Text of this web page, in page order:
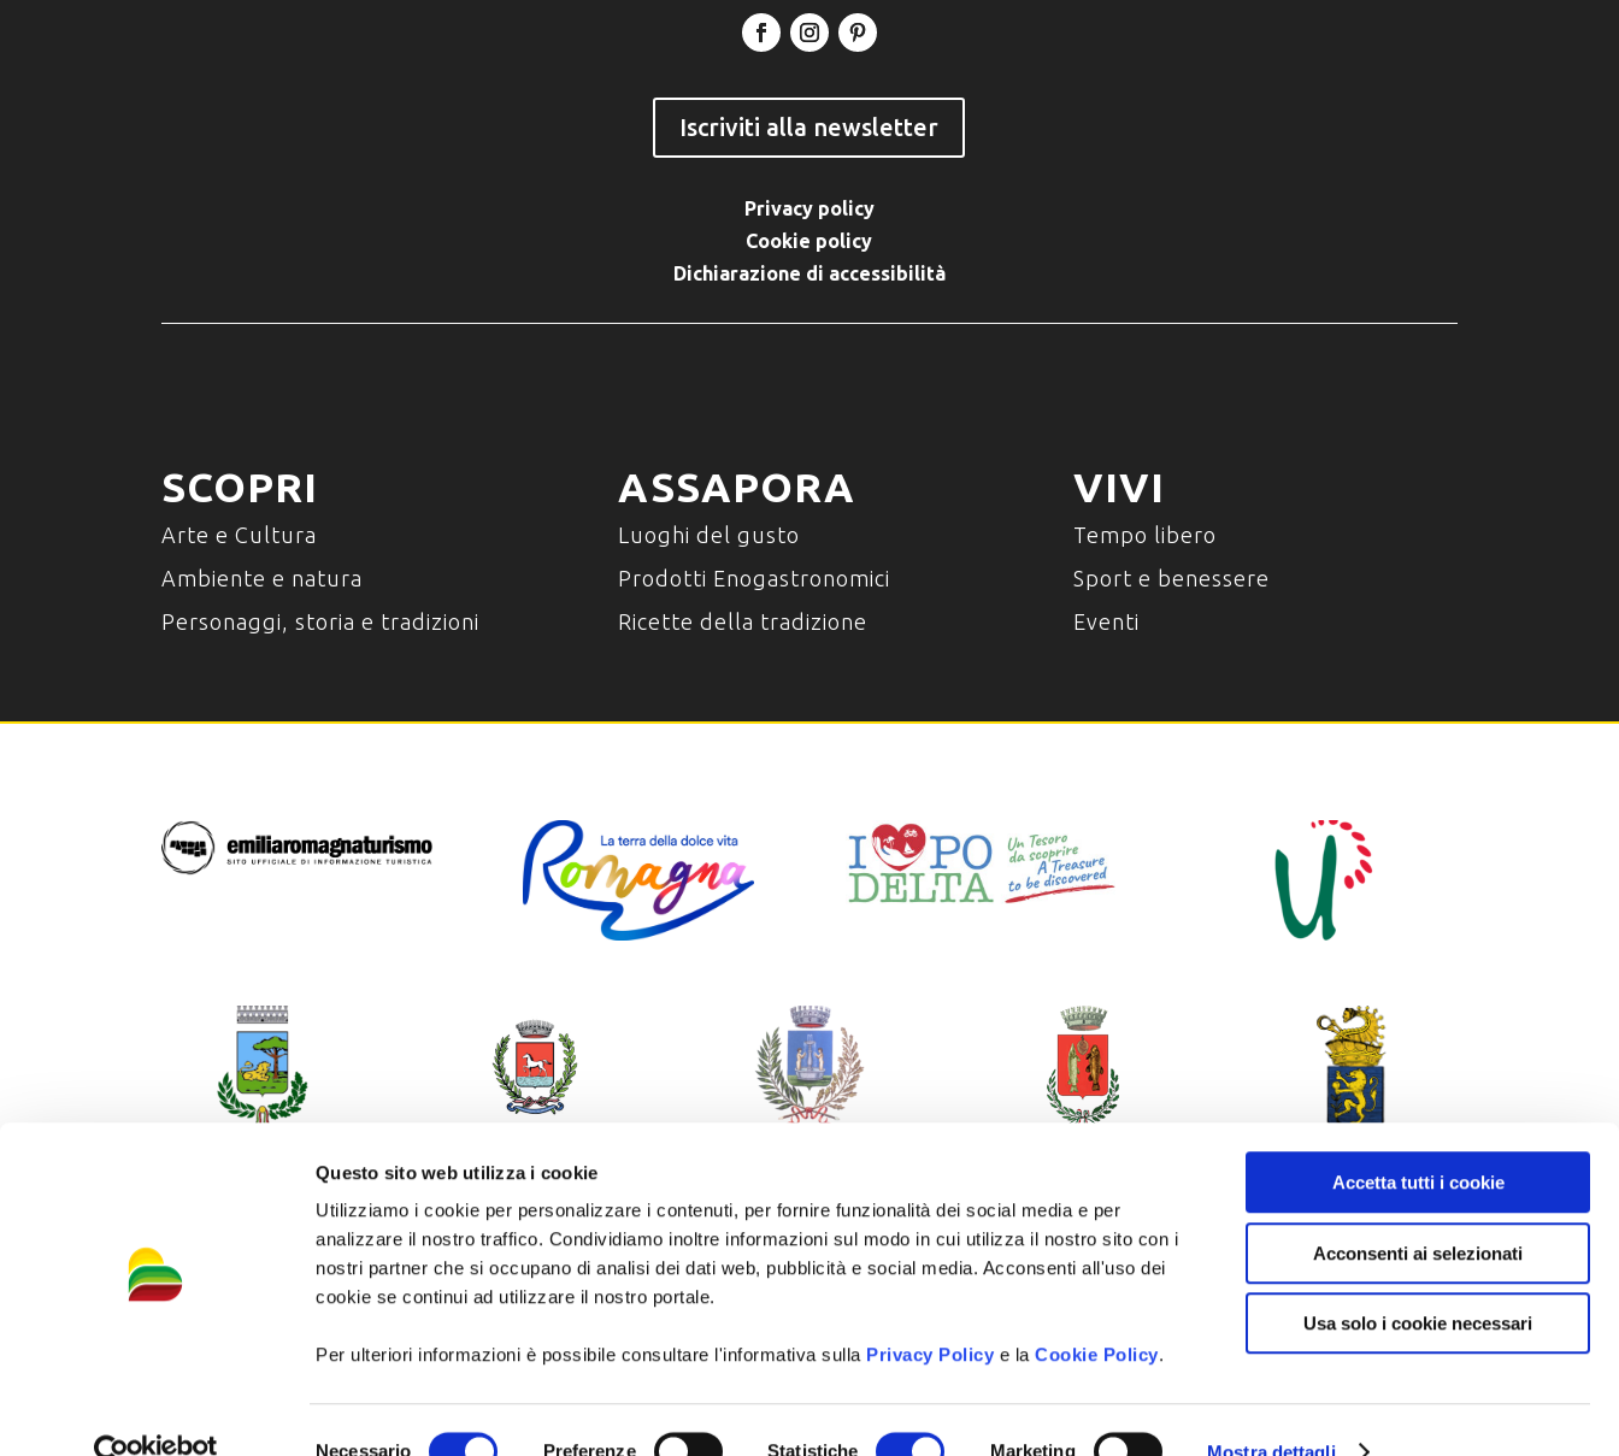
Questo sito web utilizza i cookie
Utilizziamo i cookie per personalizzare i contenuti, per fornire funzionalità dei social media e per
analizzare il nostro traffico. Condividiamo inoltre informazioni sul modo in cui utilizza il nostro sito con i
nostri partner che si occupano di analisi dei dati web, pubblicità e social media. Acconsenti all'uso dei
cookie se continui ad utilizzare il nostro portale.
Per ulteriori informazioni è possibile consultare l'informativa sulla Privacy Policy e laCookie Policy.
Necessario Preferenze Statistiche Marketing Mostra dettagli
Accetta tutti i cookie
Acconsenti ai selezionati
Usa solo i cookie necessari
Iscriviti alla newsletter
Privacy policy
Cookie policy
Dichiarazione di accessibilità
SCOPRI
Arte e Cultura
Ambiente e natura
Personaggi, storia e tradizioni
ASSAPORA
Luoghi del gusto
Prodotti Enogastronomici
Ricette della tradizione
VIVI
Tempo libero
Sport e benessere
Eventi